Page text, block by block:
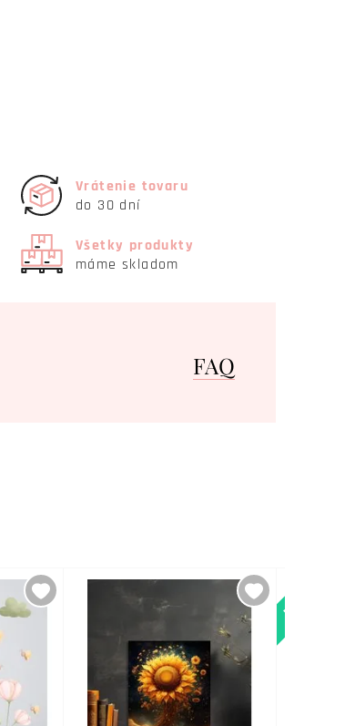
Vrátenie tovaru
do 30 dní
Všetky produkty
máme skladom
FAQ
Novinka